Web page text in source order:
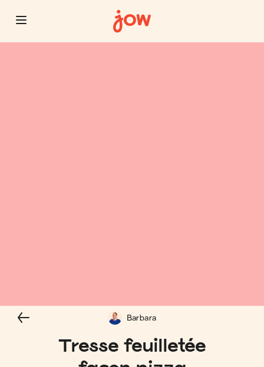
Tresse feuilletée
Barbara